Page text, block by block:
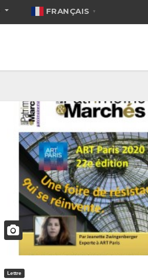
FRANÇAIS ▼
Lettre